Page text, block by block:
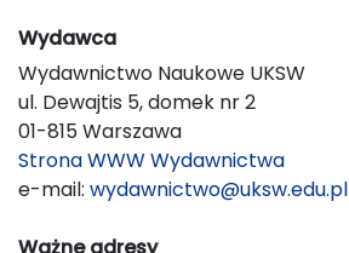
Wydawca
Wydawnictwo Naukowe UKSW
ul. Dewajtis 5, domek nr 2
01-815 Warszawa
Strona WWW Wydawnictwa
e-mail: wydawnictwo@uksw.edu.pl
Ważne adresy